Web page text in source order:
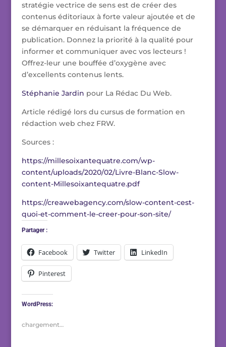
stratégie vectrice de sens est de créer des
contenus éditoriaux à forte valeur ajoutée et de
se démarquer en réduisant la fréquence de
publication. Donnez la priorité à la qualité pour
informer et communiquer avec vos lecteurs !
Offrez-leur une bouffée d’oxygène avec
d’excellents contenus lents.
Stéphanie Jardin pour La Rédac Du Web.
Article rédigé lors du cursus de formation en
rédaction web chez FRW.
Sources :
https://millesoixantequatre.com/wp-
content/uploads/2020/02/Livre-Blanc-Slow-
content-Millesoixantequatre.pdf
https://creawebagency.com/slow-content-cest-
quoi-et-comment-le-creer-pour-son-site/
Partager :
Facebook Twitter LinkedIn
Pinterest
WordPress:
chargement…